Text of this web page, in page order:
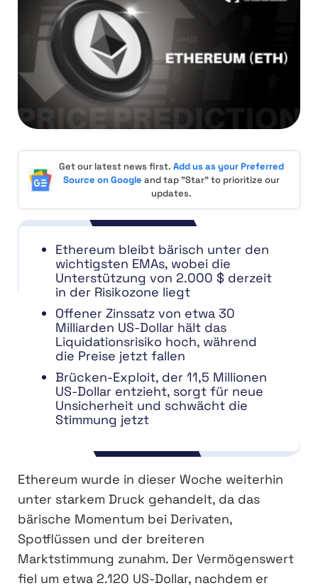
Get our latest news first. Add us as your Preferred
Source on Google and tap "Star" to prioritize our
updates.
Ethereum bleibt bärisch unter den
wichtigsten EMAs, wobei die
Unterstützung von 2.000 $ derzeit
in der Risikozone liegt
Offener Zinssatz von etwa 30
Milliarden US-Dollar hält das
Liquidationsrisiko hoch, während
die Preise jetzt fallen
Brücken-Exploit, der 11,5 Millionen
US-Dollar entzieht, sorgt für neue
Unsicherheit und schwächt die
Stimmung jetzt
Ethereum wurde in dieser Woche weiterhin
unter starkem Druck gehandelt, da das
bärische Momentum bei Derivaten,
Spotflüssen und der breiteren
Marktstimmung zunahm. Der Vermögenswert
fiel um etwa 2.120 US-Dollar, nachdem er